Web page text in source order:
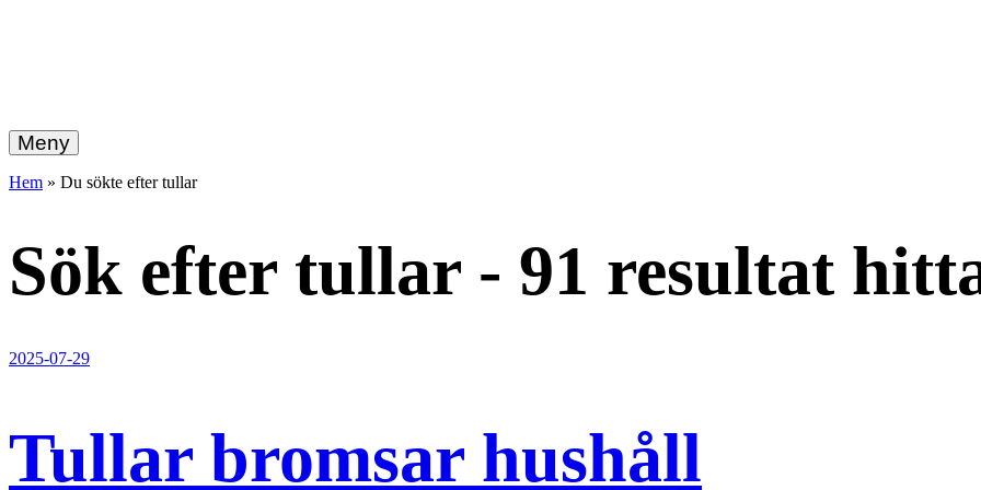
vidare
till
innehållet
energi
+
Meny
Hem » Du sökte efter tullar
Sök efter tullar - 91 resultat
2025-07-29
Tullar bromsar hushåll